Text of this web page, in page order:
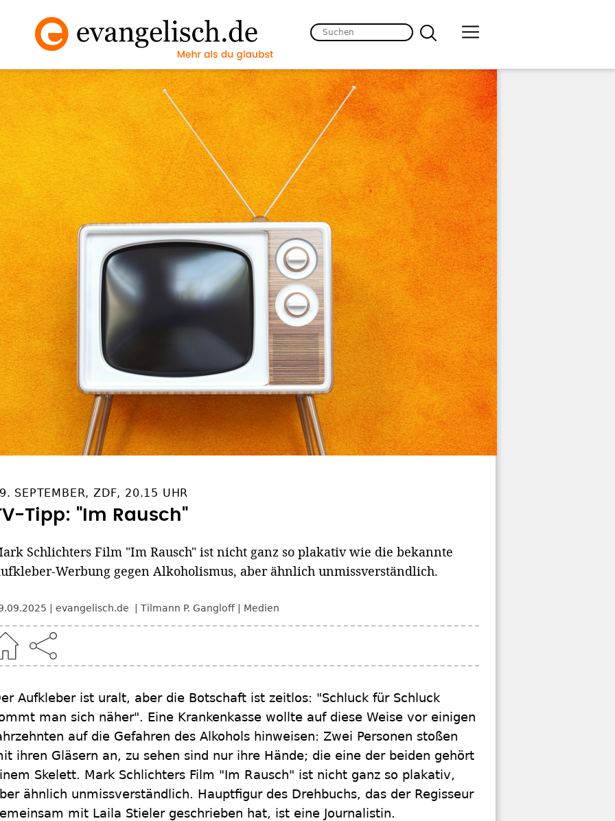
SEPTEMBER, ZDF, 20.15 UHR
Tipp: "Im Rausch"
Schlichters Film "Im Rausch" ist nicht ganz so plakativ wie die bekannte
Werbung gegen Alkoholismus, aber ähnlich unmissverständlich.
evangelisch.de Tilmann P. Gangloff Medien
Aufkleber ist uralt, aber die Botschaft ist zeitlos: "Schluck für Schluck
man sich näher". Eine Krankenkasse wollte auf diese Weise vor einigen
auf die Gefahren des Alkohols hinweisen: Zwei Personen stoßen
ihren Gläsern an, zu sehen sind nur ihre Hände; die eine der beiden gehört
Skelett. Mark Schlichters Film "Im Rausch" ist nicht ganz so plakativ,
ähnlich unmissverständlich. Hauptfigur des Drehbuchs, das der Regisseur
mit Laila Stieler geschrieben hat, ist eine Journalistin.